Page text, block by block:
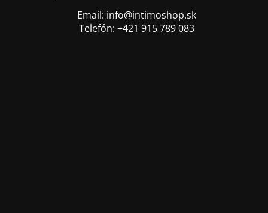
Email: info@intimoshop.sk
Telefón: +421 915 789 083